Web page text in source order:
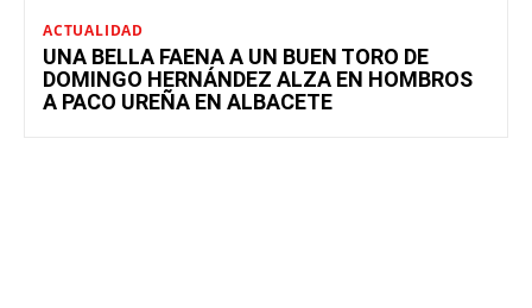
ACTUALIDAD
UNA BELLA FAENA A UN BUEN TORO DE
DOMINGO HERNÁNDEZ ALZA EN HOMBROS
A PACO UREÑA EN ALBACETE